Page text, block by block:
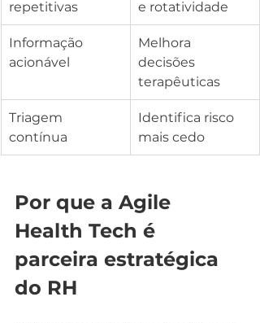
repetitivas
e rotatividade
Informação
acionável
Melhora
decisões
terapêuticas
Triagem
contínua
Identifica risco
mais cedo
Por que a Agile
Health Tech é
parceira estratégica
do RH